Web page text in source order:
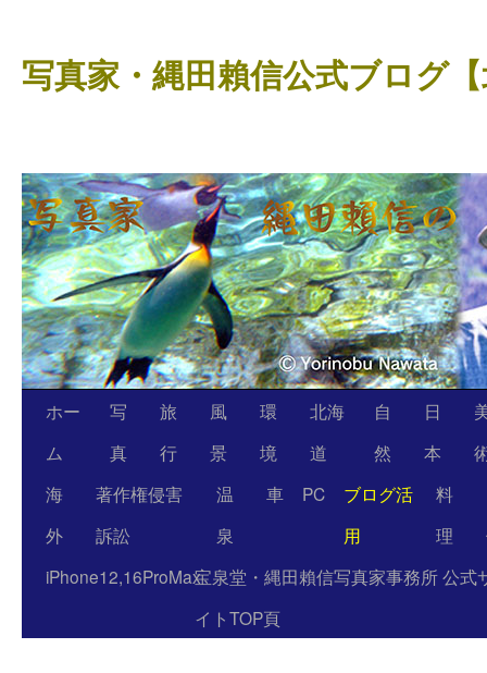
テ
ン
ッ
プ
写真家・縄田賴信公式ブログ
ホー
ム
写
真
旅
行
風
景
環
境
北海
道
自
然
日
本
海
外
著作権侵害
訴訟
温
泉
車 PC
ブログ活
用
料
理
iPhone12,16ProMax宝泉堂・縄田賴信写真家事務所 公式
イトTOP頁